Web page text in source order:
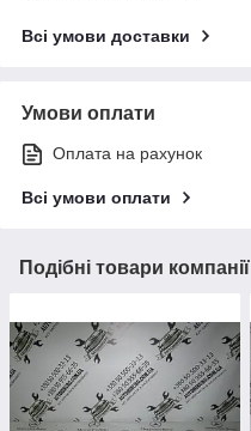
Всі умови доставки
Умови оплати
Оплата на рахунок
Всі умови оплати
Подібні товари компанії